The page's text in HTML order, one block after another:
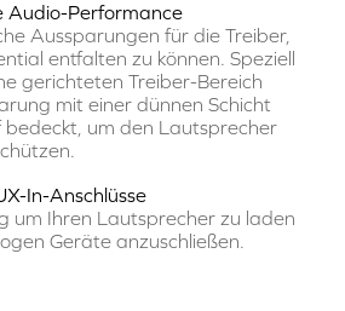
Audio-Performance
Aussparungen für die Treiber,
entfalten zu können. Speziell
gerichteten Treiber-Bereich
mit einer dünnen Schicht
bedeckt, um den Lautsprecher
In-Anschlüsse
um Ihren Lautsprecher zu laden
Geräte anzuschließen.